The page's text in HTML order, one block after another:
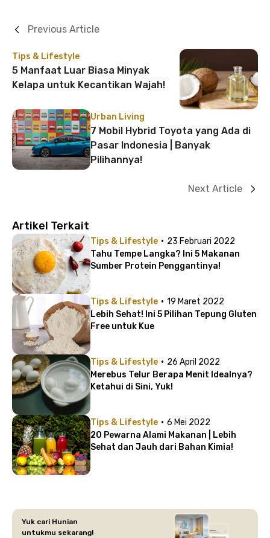
Tips & Lifestyle
5 Manfaat Luar Biasa Minyak
Kelapa untuk Kecantikan Wajah!
Previous Article
Urban Living
7 Mobil Hybrid Toyota yang Ada di
Pasar Indonesia | Banyak
Pilihannya!
Next Article
Artikel Terkait
Tips & Lifestyle · 23 Februari 2022
Tahu Tempe Langka? Ini 5 Makanan
Sumber Protein Penggantinya!
Tips & Lifestyle · 19 Maret 2022
Lebih Sehat! Ini 5 Pilihan Tepung Gluten
Free untuk Kue
Tips & Lifestyle · 26 April 2022
Merebus Telur Berapa Menit Idealnya?
Ketahui di Sini, Yuk!
Tips & Lifestyle · 6 Mei 2022
20 Pewarna Alami Makanan | Lebih
Sehat dan Jauh dari Bahan Kimia!
Yuk cari Hunian
untukmu sekarang!